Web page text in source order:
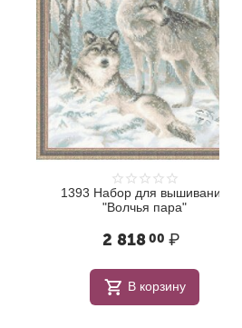
1393 Набор для вышивания
"Волчья пара"
2 81800 ₽
В корзину